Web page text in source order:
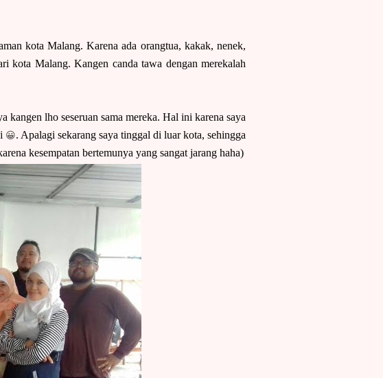
kota Malang. Karena ada orangtua, kakak, nenek,
kota Malang. Kangen canda tawa dengan merekalah
lho seseruan sama mereka. Hal ini karena saya
😀. Apalagi sekarang saya tinggal di luar kota, sehingga
kesempatan bertemunya yang sangat jarang haha)